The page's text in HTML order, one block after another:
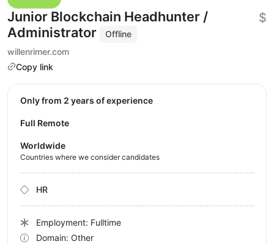
Junior Blockchain Headhunter /
Administrator
Offline
willenrimer.com
Copy link
$
Only from 2 years of experience
Full Remote
Worldwide
Countries where we consider candidates
HR
Employment: Fulltime
Domain: Other